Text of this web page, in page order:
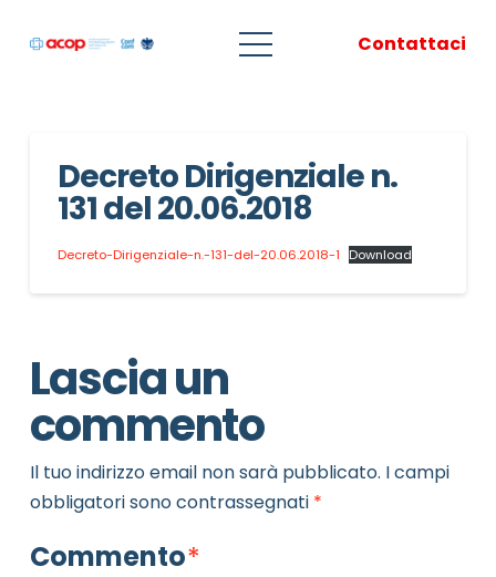
Contattaci
Decreto Dirigenziale n.
131 del 20.06.2018
Decreto-Dirigenziale-n.-131-del-20.06.2018-1 Download
Lascia un
commento
Il tuo indirizzo email non sarà pubblicato. I campi
obbligatori sono contrassegnati *
Commento*